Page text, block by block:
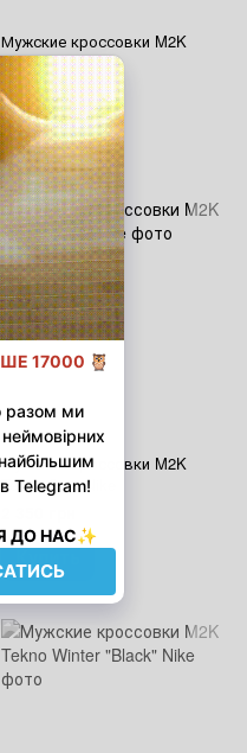
Мужские кроссовки M2K
Tekno White Nike
2 350 грн
Купить
Мужские кроссовки M2K
Tekno Grey Nike
Купить